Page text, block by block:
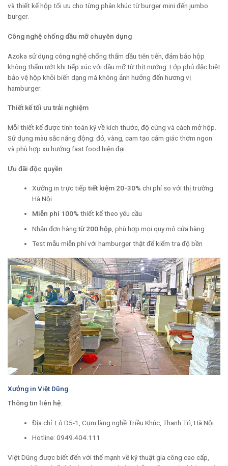
và thiết kế hộp tối ưu cho từng phân khúc từ burger mini đến jumbo
burger.
Công nghệ chống dầu mỡ chuyên dụng
Azoka sử dụng công nghệ chống thấm dầu tiên tiến, đảm bảo hộp
không thấm ướt khi tiếp xúc với dầu mỡ từ thịt nướng. Lớp phủ đặc biệt
bảo vệ hộp khỏi biến dạng mà không ảnh hưởng đến hương vị
hamburger.
Thiết kế tối ưu trải nghiệm
Mỗi thiết kế được tính toán kỹ về kích thước, độ cứng và cách mở hộp.
Sử dụng màu sắc năng động: đỏ, vàng, cam tạo cảm giác thơm ngon
và phù hợp xu hướng fast food hiện đại.
Ưu đãi độc quyền
Xưởng in trực tiếptiết kiệm 20-30% chi phí so với thị trường
Hà Nội
Miễn phí 100% thiết kế theo yêu cầu
Nhận đơn hàngtừ 200 hộp , phù hợp mọi quy mô cửa hàng
Test mẫu miễn phí với hamburger thật để kiểm tra độ bền
Xưởng in Việt Dũng
Thông tin liên hệ:
Địa chỉ: Lô D5-1, Cụm làng nghề Triều Khúc, Thanh Trì, Hà Nội
Hotline: 0949.404.111
Việt Dũng được biết đến với thế mạnh về kỹ thuật gia công cao cấp,